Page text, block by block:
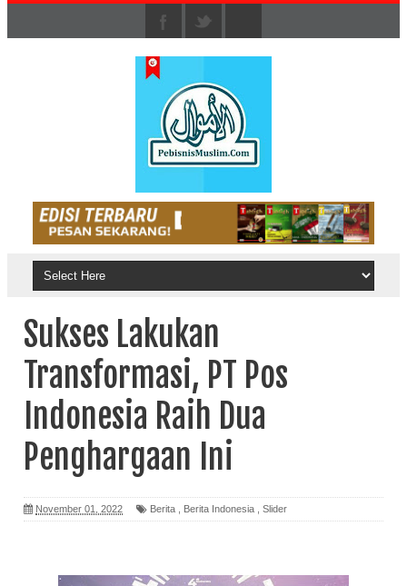
Sukses Lakukan
Transformasi, PT Pos
Indonesia Raih Dua
Penghargaan Ini
November 01, 2022 Berita Berita Indonesia Slider